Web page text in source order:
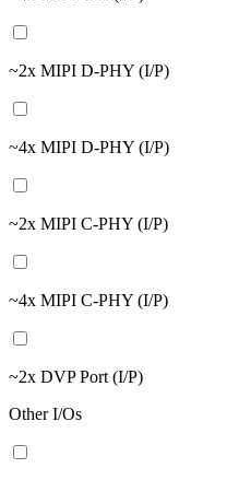
~2x MIPI D-PHY (I/P)
~4x MIPI D-PHY (I/P)
~2x MIPI C-PHY (I/P)
~4x MIPI C-PHY (I/P)
~2x DVP Port (I/P)
Other I/Os